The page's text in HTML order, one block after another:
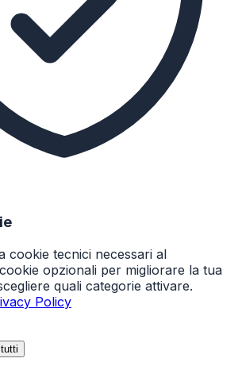
cookie tecnici necessari al
opzionali per migliorare la tua
quali categorie attivare.
Policy